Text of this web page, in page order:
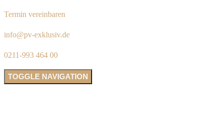
Termin vereinbaren
info@pv-exklusiv.de
0211-993 464 00
TOGGLE NAVIGATION